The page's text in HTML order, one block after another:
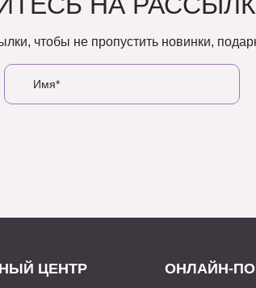
чтобы не пропустить новинки,
ЦЕНТР ОНЛАЙН-